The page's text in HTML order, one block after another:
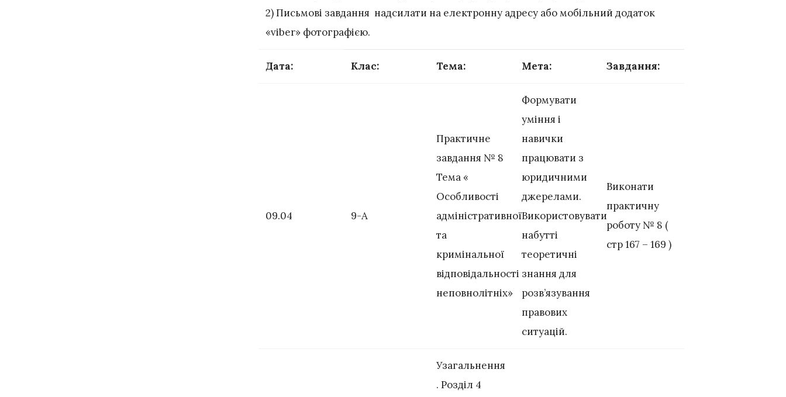
2) Письмові завдання надсилати на електронну адресу або мобільний додаток
«viber» фотографією.
Дата: Клас: Тема: Мета: Завдання:
09.04 9-А
Практичне
завдання № 8
Тема «
Особливості
адміністративної
та
кримінальної
відповідальності
неповнолітніх»
Формувати
уміння і
навички
працювати з
юридичними
джерелами.
Використовувати
набутті
теоретичні
знання для
розв’язування
правових
ситуацій.
Виконати
практичну
роботу № 8 (
стр 167 – 169 )
Узагальнення
. Розділ 4